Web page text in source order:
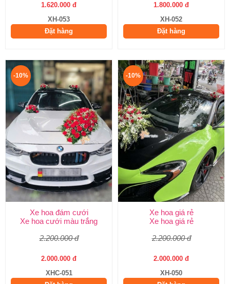
1.620.000 đ
XH-053
Đặt hàng
1.800.000 đ
XH-052
Đặt hàng
-10%
Xe hoa đám cưới
Xe hoa cưới màu trắng
2.200.000 đ
2.000.000 đ
XHC-051
-10%
Xe hoa giá rẻ
Xe hoa giá rẻ
2.200.000 đ
2.000.000 đ
XH-050